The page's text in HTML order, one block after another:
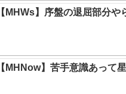
【MHWs】序盤の退屈部分
【MHNow】苦手意識あって